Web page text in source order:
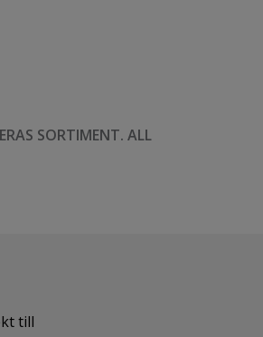
SORTIMENT. ALL
till